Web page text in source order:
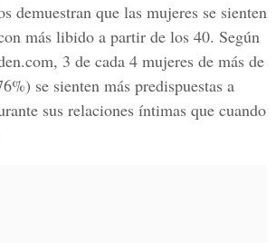
demuestran que las mujeres se sienten
más libido a partir de los 40. Según
3 de cada 4 mujeres de más de
se sienten más predispuestas a
sus relaciones íntimas que cuando